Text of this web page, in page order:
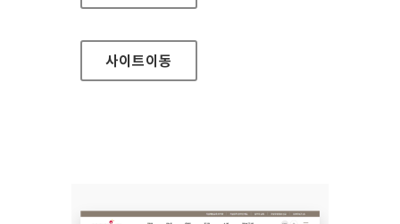
사이트이동